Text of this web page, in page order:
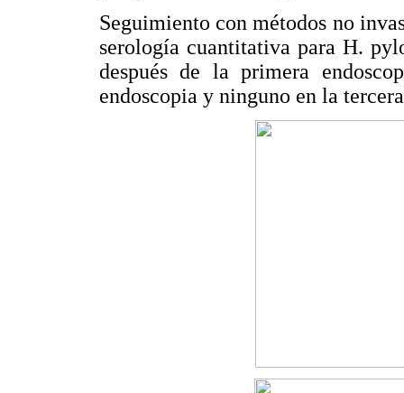
Seguimiento con métodos no
serología cuantitativa para H.
después de la primera
endoscopia y ninguno en la